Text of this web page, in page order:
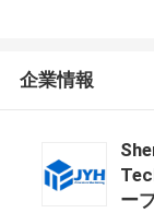
企業情報
ー